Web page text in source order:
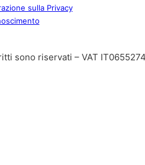
sulla Privacy
sono riservati – VAT